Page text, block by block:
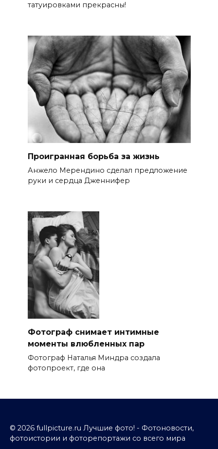
татуировками прекрасны!
Проигранная борьба за жизнь
Анжело Мерендино сделал предложение
руки и сердца Дженнифер
Фотограф снимает интимные
моменты влюбленных пар
Фотограф Наталья Миндра создала
фотопроект, где она
© 2026 fullpicture.ru Лучшие фото! - Фотоновости,
фотоистории и фоторепортажи со всего мира